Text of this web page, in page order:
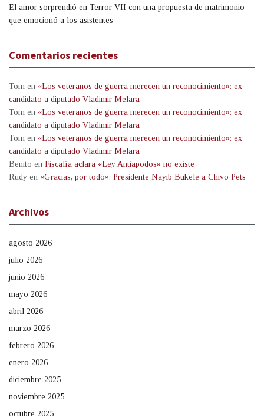
El amor sorprendió en Terror VII con una propuesta de matrimonio
que emocionó a los asistentes
Comentarios recientes
Tom en «Los veteranos de guerra merecen un reconocimiento»: ex
candidato a diputado Vladimir Melara
Tom en «Los veteranos de guerra merecen un reconocimiento»: ex
candidato a diputado Vladimir Melara
Tom en «Los veteranos de guerra merecen un reconocimiento»: ex
candidato a diputado Vladimir Melara
Benito en Fiscalía aclara «Ley Antiapodos» no existe
Rudy en «Gracias, por todo»: Presidente Nayib Bukele a Chivo Pets
Archivos
agosto 2026
julio 2026
junio 2026
mayo 2026
abril 2026
marzo 2026
febrero 2026
enero 2026
diciembre 2025
noviembre 2025
octubre 2025